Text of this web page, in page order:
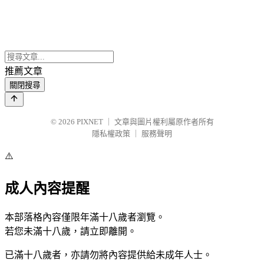
推薦文章
關閉搜尋
© 2026 PIXNET
文章與圖片權利屬原作者所有
隱私權政策
服務聲明
⚠️
成人內容提醒
本部落格內容僅限年滿十八歲者瀏覽。
若您未滿十八歲，請立即離開。
已滿十八歲者，亦請勿將內容提供給未成年人士。